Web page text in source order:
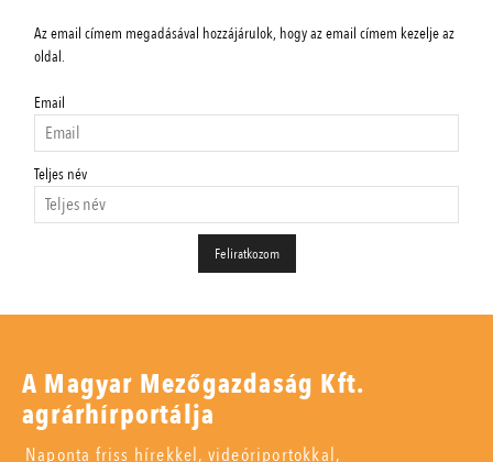
Az email címem megadásával hozzájárulok, hogy az email címem kezelje az
oldal.
Email
Teljes név
A Magyar Mezőgazdaság Kft.
agrárhírportálja
Naponta friss hírekkel, videóriportokkal,